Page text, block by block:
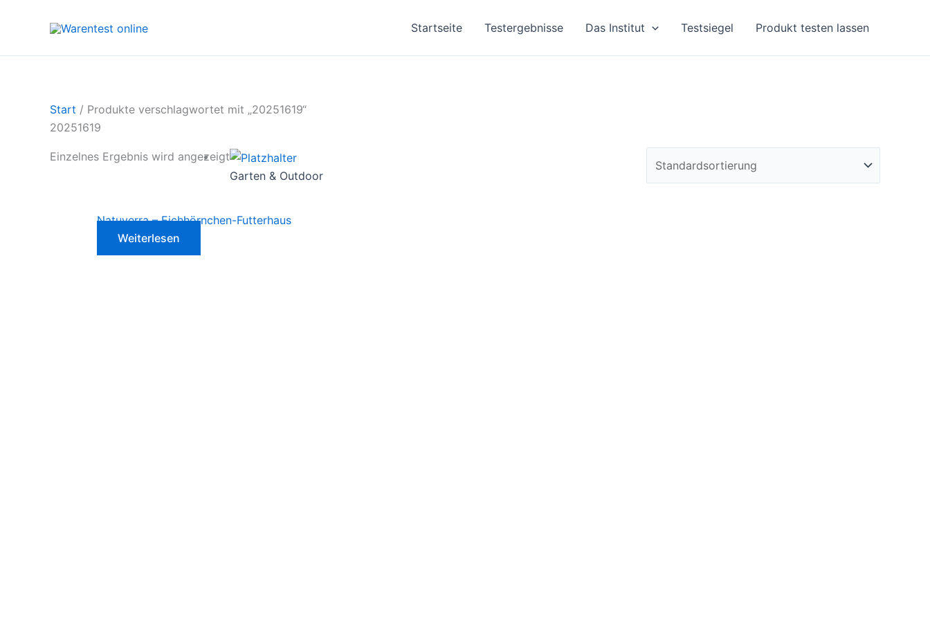
Startseite Testergebnisse Das Institut Testsiegel Produkt testen lassen
Start / Produkte verschlagwortet mit „20251619“
20251619
Einzelnes Ergebnis wird angezeigt
Garten & Outdoor
Natuverra – Eichhörnchen-Futterhaus
Weiterlesen